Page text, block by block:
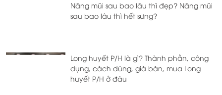
Nâng mũi sau bao lâu thì đẹp? Nâng mũi
sau bao lâu thì hết sưng?
Long huyết P/H là gì? Thành phần, công
dụng, cách dùng, giá bán, mua Long
huyết P/H ở đâu